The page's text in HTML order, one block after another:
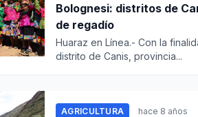
Bolognesi: distritos de
de regadío
Huaraz en Línea.- Con la
distrito de Canis, provincia...
AGRICULTURA hace 8 años